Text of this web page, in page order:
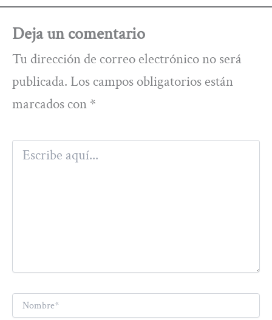
Deja un comentario
Tu dirección de correo electrónico no será
publicada. Los campos obligatorios están
marcados con *
Escribe
aquí...